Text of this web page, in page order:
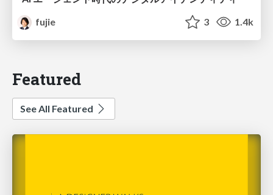
fujie
3 1.4k
Featured
See All Featured